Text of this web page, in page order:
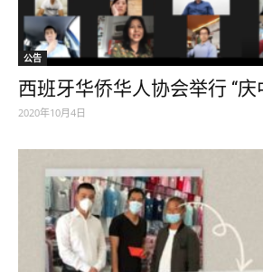
公告
西班牙华侨华人协会举行 “庆
2020年10月4日